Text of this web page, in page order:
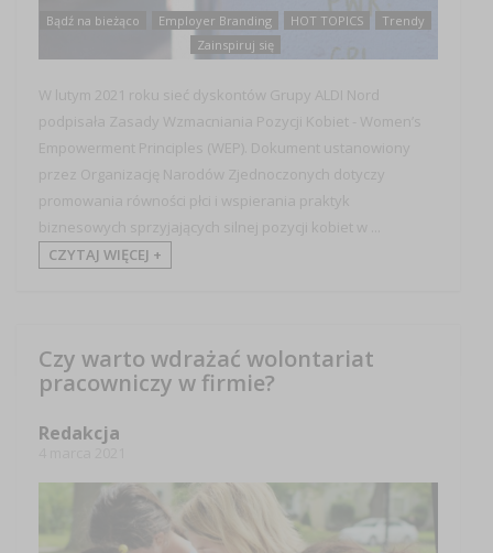
Bądź na bieżąco Employer Branding HOT TOPICS
Trendy
Zainspiruj się
W lutym 2021 roku sieć dyskontów Grupy ALDI Nord
podpisała Zasady Wzmacniania Pozycji Kobiet - Women’s
Empowerment Principles (WEP). Dokument ustanowiony
przez Organizację Narodów Zjednoczonych dotyczy
promowania równości płci i wspierania praktyk
biznesowych sprzyjających silnej pozycji kobiet w ...
CZYTAJ WIĘCEJ +
Czy warto wdrażać wolontariat
pracowniczy w firmie?
Redakcja